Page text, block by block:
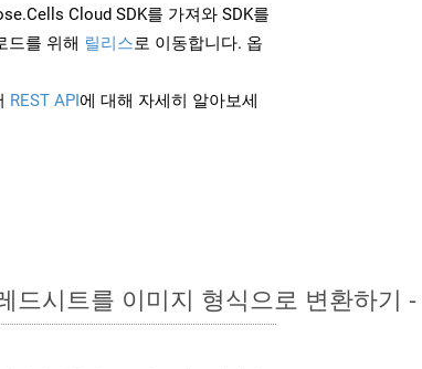
Cloud SDK를 가져와 SDK를
드를 위해 릴리스로 이동합니다. 옵
REST API에 대해 자세히 알아보세
드시트를 이미지 형식으로 변환하기